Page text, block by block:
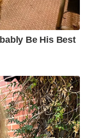
Be His Best